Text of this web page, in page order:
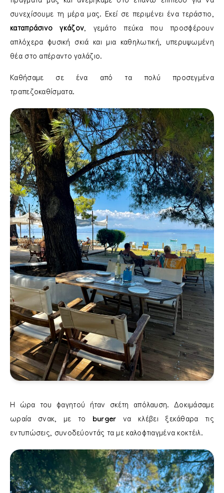
συνεχίσουμε τη μέρα μας. Εκεί σε περιμένει ένα τεράστιο,
καταπράσινο γκάζον, γεμάτο πεύκα που προσφέρουν
απλόχερα φυσική σκιά και μια καθηλωτική, υπερυψωμένη
θέα στο απέραντο γαλάζιο.
Καθήσαμε σε ένα από τα πολύ προσεγμένα
τραπεζοκαθίσματα.
Η ώρα του φαγητού ήταν σκέτη απόλαυση. Δοκιμάσαμε
ωραία σνακ, με το burger να κλέβει ξεκάθαρα τις
εντυπώσεις, συνοδεύοντάς τα με καλοφτιαγμένα κοκτέιλ.